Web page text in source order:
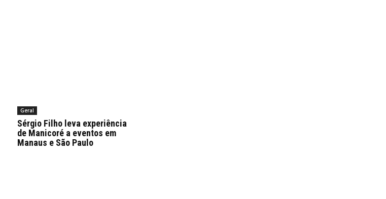
Geral
Sérgio Filho leva experiência
de Manicoré a eventos em
Manaus e São Paulo